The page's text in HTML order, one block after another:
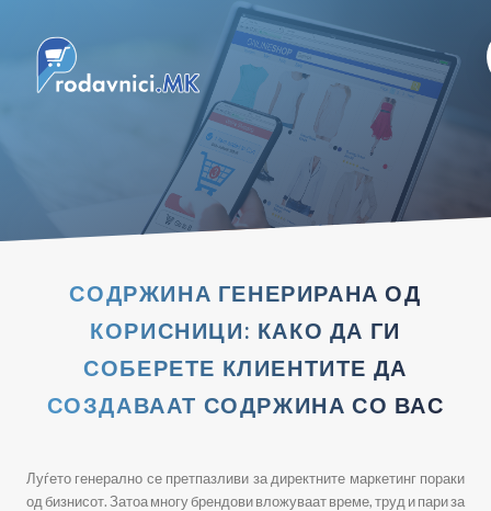
СОДРЖИНА ГЕНЕРИРАНА ОД
КОРИСНИЦИ: КАКО ДА ГИ
СОБЕРЕТЕ КЛИЕНТИТЕ ДА
СОЗДАВААТ СОДРЖИНА СО ВАС
Луѓето генерално се претпазливи за директните маркетинг пораки
од бизнисот. Затоа многу брендови вложуваат време, труд и пари за